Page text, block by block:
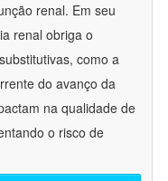
renal. Em seu
renal obriga o
como a
do avanço da
na qualidade de
o risco de